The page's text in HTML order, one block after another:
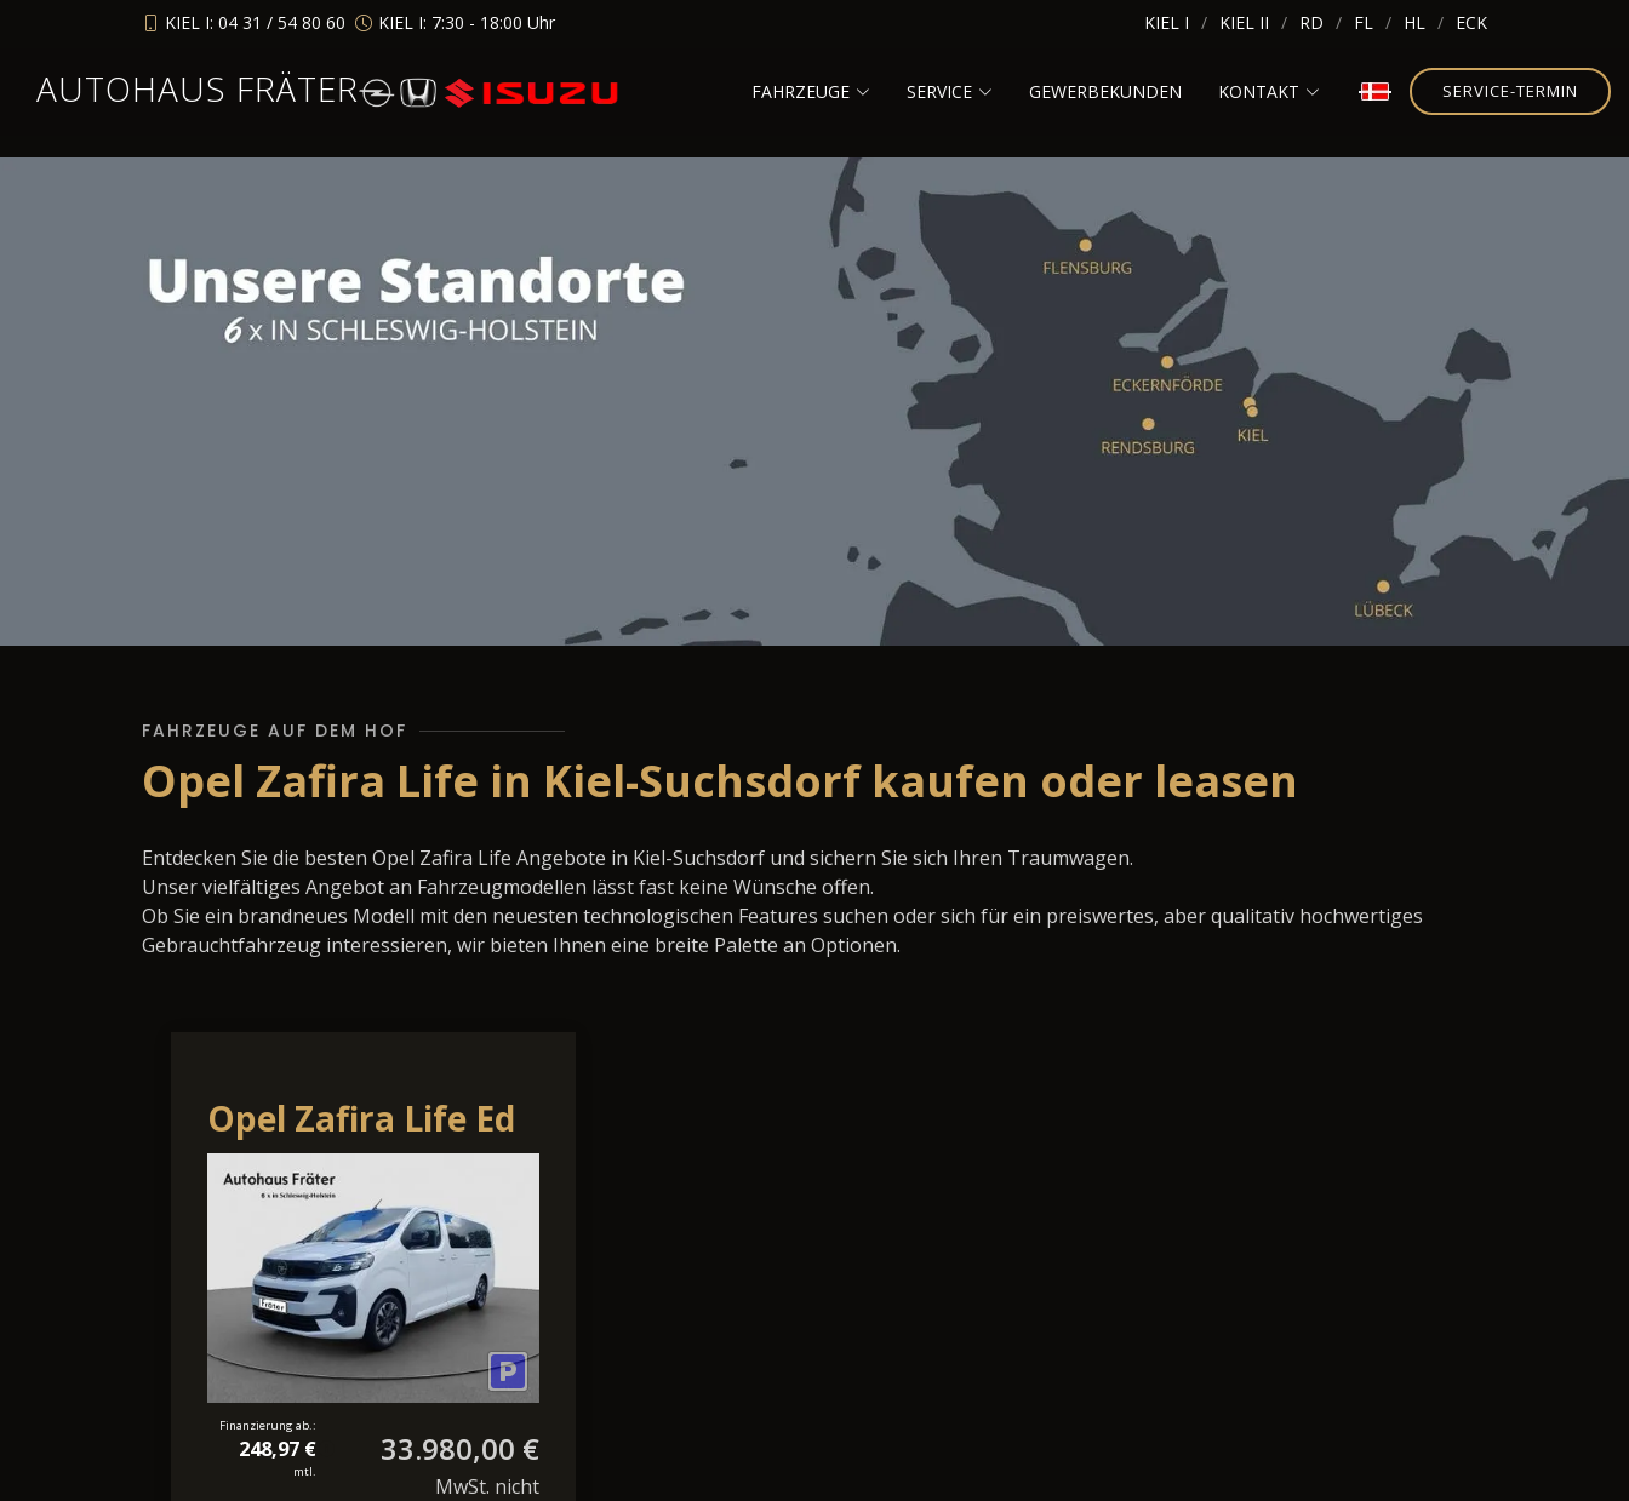
KIEL I: 04 31 / 54 80 60 KIEL I: 7:30 - 18:00 Uhr KIEL I KIEL II RD FL HL ECK
AUTOHAUS FRÄTER FAHRZEUGE SERVICE GEWERBEKUNDEN KONTAKT SERVICE-TERMIN
FAHRZEUGE AUF DEM HOF
Opel Zafira Life in Kiel-Suchsdorf kaufen oder leasen
Entdecken Sie die besten Opel Zafira Life Angebote in Kiel-Suchsdorf und sichern Sie sich Ihren Traumwagen.
Unser vielfältiges Angebot an Fahrzeugmodellen lässt fast keine Wünsche offen.
Ob Sie ein brandneues Modell mit den neuesten technologischen Features suchen oder sich für ein preiswertes, aber qualitativ hochwertiges
Gebrauchtfahrzeug interessieren, wir bieten Ihnen eine breite Palette an Optionen.
Opel Zafira Life Ed
2.0D Automat.
Kamera 9-Sitzer
PDC
Finanzierung ab.:
248,97 €
mtl.
33.980,00 €
MwSt. nicht